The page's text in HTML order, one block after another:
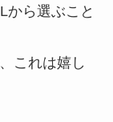
から選ぶこと
これは嬉し